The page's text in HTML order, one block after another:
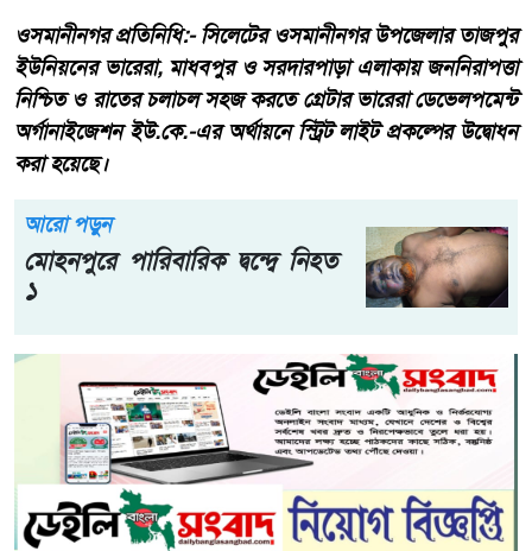
ওসমানীনগর প্রতিনিধি:- সিলেটের ওসমানীনগর উপজেলার তাজপুর
ইউনিয়নের ভারেরা, মাধবপুর ও সরদারপাড়া এলাকায় জননিরাপত্তা
নিশ্চিত ও রাতের চলাচল সহজ করতে গ্রেটার ভারেরা ডেভেলপমেন্ট
অর্গানাইজেশন ইউ.কে.-এর অর্থায়নে স্ট্রিট লাইট প্রকল্পের উদ্বোধন
করা হয়েছে।
আরো পড়ুন
মোহনপুরে পারিবারিক দ্বন্দ্বে নিহত
১